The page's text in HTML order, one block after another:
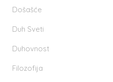
Došašće
Duh Sveti
Duhovnost
Filozofija